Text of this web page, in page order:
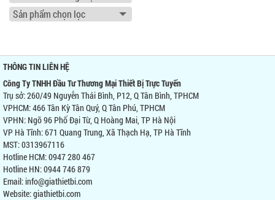
THÔNG TIN LIÊN HỆ
Công Ty TNHH Đầu Tư Thương Mại Thiết Bị Trực Tuyến
Trụ sở: 260/49 Nguyễn Thái Bình, P12, Q Tân Bình, TPHCM
VPHCM: 466 Tân Kỳ Tân Quý, Q Tân Phú, TPHCM
VPHN: Ngõ 96 Phố Đại Từ, Q Hoàng Mai, TP Hà Nội
VP Hà Tĩnh: 671 Quang Trung, Xã Thạch Hạ, TP Hà Tĩnh
MST: 0313967116
Hotline HCM: 0947 280 467
Hotline HN: 0944 746 879
Email: info@giathietbi.com
Website:giathietbi.com